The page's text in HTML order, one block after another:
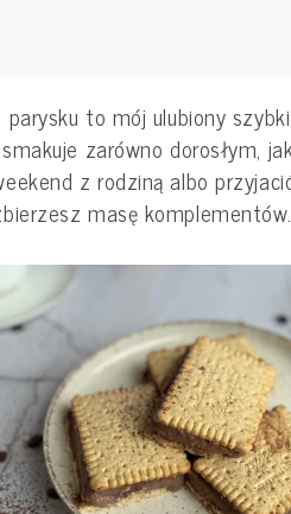
to mój ulubiony
zarówno dorosłym,
z rodziną albo
masę komplementów.